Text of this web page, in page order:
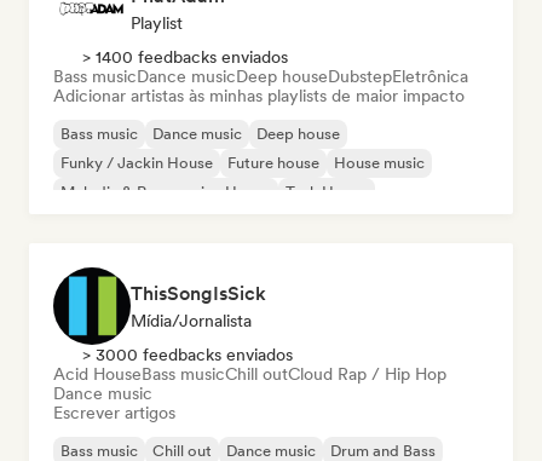
Playlist
> 1400 feedbacks enviados
Bass musicDance musicDeep houseDubstepEletrônica
Adicionar artistas às minhas playlists de maior impacto
Bass music Dance music
Deep house
Funky / Jackin House
Future house
House music
Melodic & Progressive House
Tech House
ThisSongIsSick
Mídia/Jornalista
> 3000 feedbacks enviados
Acid HouseBass musicChill outCloud Rap / Hip Hop
Dance music
Escrever artigos
Bass music Chill out Dance music
Drum and Bass